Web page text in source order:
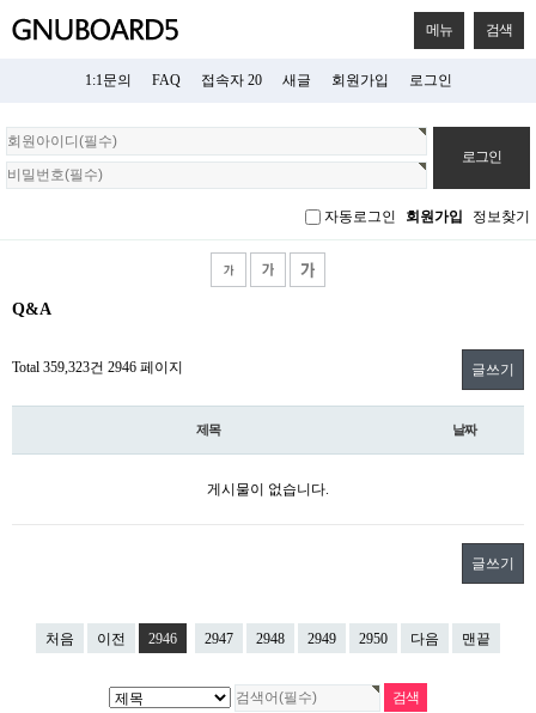
메뉴 검색
1:1문의 FAQ 접속자 20 새글 회원가입 로그인
회
원
로
자동로그인 회원가입 정보찾기
Q&A
Total 359,323건 2946 페이지 글쓰기
제목 날짜
게시물이 없습니다.
글쓰기
처음 이전 2946 2947 2948 2949 2950 다음 맨끝